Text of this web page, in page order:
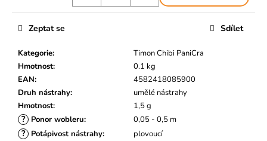
Kategorie:
Timon Chibi PaniCra
Hmotnost:
0.1 kg
EAN:
4582418085900
Druh nástrahy:
umělé nástrahy
Hmotnost: 1,5 g
? Ponor wobleru: 0,05 - 0,5 m
? Potápivost nástrahy:
plovoucí
Zeptat se Sdílet
u
u
m